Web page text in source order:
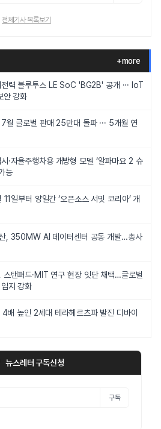
전체기사 목록보기
+more
력 블루투스 LE SoC 'BG2B' 공개 ··· IoT
안 강화
월 글로벌 판매 25만대 돌파 ··· 5개월 연
·자율주행차용 개방형 모델 ‘알파마요 2 슈
능
일부터 양일간 ‘오픈소스 서밋 코리아’ 개
산, 350MW AI 데이터센터 공동 개발…총사
스탠퍼드·MIT 연구 현장 잇단 채택…글로벌
지 강화
배 높인 2세대 테라헤르츠파 발진 디바이
뉴스레터 구독신청
구독